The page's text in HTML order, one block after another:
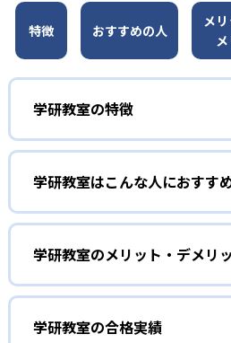
特徴 おすすめの人
メ
学研教室の特徴
01
3歳から高校生まで「無学
学研教室は、0･1･2歳から高校生
解度を最優先して学習を進める「
いることが特徴だ。この「無学年
のペースで学習することができる
わからないところをしっかり学習
はどんどん先取り学習を進めたり
学研教室はこんな人におすす
勉強全体の底力を上
学研教室は、生徒の「わかった！
導を行っている。無理なく学習を
方式」を採用しており、わからな
知識の量などで測りやすい「見え
学研教室のメリット・デメリ
学研教室の合格実績